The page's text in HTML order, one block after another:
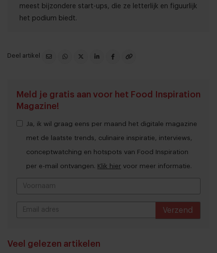
meest bijzondere start-ups, die ze letterlijk en figuurlijk
het podium biedt.
Deel artikel
Meld je gratis aan voor het Food Inspiration
Magazine!
Ja, ik wil graag eens per maand het digitale magazine
met de laatste trends, culinaire inspiratie, interviews,
conceptwatching en hotspots van Food Inspiration
per e-mail ontvangen. Klik hier voor meer informatie.
Verzend
Veel gelezen artikelen